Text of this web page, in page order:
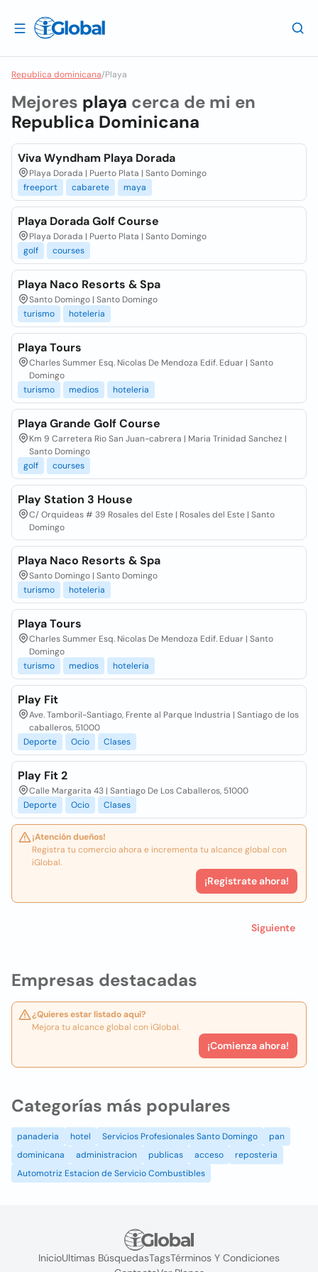
Republica dominicana/Playa
Empresas destacadas
¿Quieres estar listado aquí?
Mejora tu alcance global con iGlobal.
¡Comienza ahora!
Mejores playa cerca de mi en
Republica Dominicana
Viva Wyndham Playa Dorada
Playa Dorada | Puerto Plata | Santo Domingo
freeport
cabarete maya
Playa Dorada Golf Course
Playa Dorada | Puerto Plata | Santo Domingo
golf
courses
Playa Naco Resorts & Spa
Santo Domingo | Santo Domingo
turismo
hoteleria
Playa Tours
Charles Summer Esq. Nicolas De Mendoza Edif. Eduar | Santo
Domingo
turismo
medios hoteleria
Playa Grande Golf Course
Km 9 Carretera Rio San Juan-cabrera | Maria Trinidad Sanchez |
Santo Domingo
golf
courses
Play Station 3 House
C/ Orquideas # 39 Rosales del Este | Rosales del Este | Santo
Domingo
Playa Naco Resorts & Spa
Santo Domingo | Santo Domingo
turismo
hoteleria
Playa Tours
Charles Summer Esq. Nicolas De Mendoza Edif. Eduar | Santo
Domingo
turismo
medios hoteleria
Play Fit
Ave. Tamboril-Santiago, Frente al Parque Industria | Santiago de los
caballeros, 51000
Deporte
Ocio Clases
Play Fit 2
Calle Margarita 43 | Santiago De Los Caballeros, 51000
Deporte
Ocio Clases
¡Atención dueños!
Registra tu comercio ahora e incrementa tu alcance global con
iGlobal.
¡Registrate ahora!
Siguiente
Categorías más populares
panaderia hotel Servicios Profesionales Santo Domingo
pan
dominicana
administracion publicas acceso
reposteria
Automotriz Estacion de Servicio Combustibles
InicioUltimas BúsquedasTagsTérminos Y Condiciones